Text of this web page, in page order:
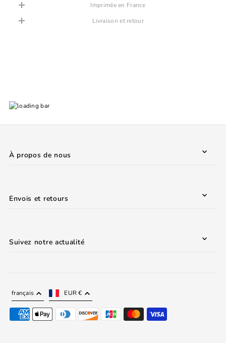
Imprimée en France
Livraison et retour
À propos de nous
Envois et retours
Suivez notre actualité
français EUR €